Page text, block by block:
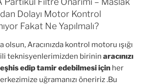
Dolayı Motor Kontrol
Fakat Ne Yapılmalı?
olsun, Aracınızda kontrol motoru ışığı
teknisyenlerimizden birinin aracınızı
edip tamir edebilmesi için her
uğramanızı öneririz .Bu